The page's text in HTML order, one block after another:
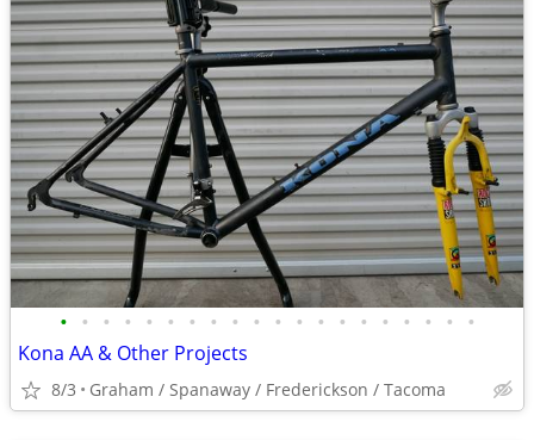
• • • • • • • • • • • • • • • • • • • •
Kona AA & Other Projects
8/3 Graham / Spanaway / Frederickson / Tacoma